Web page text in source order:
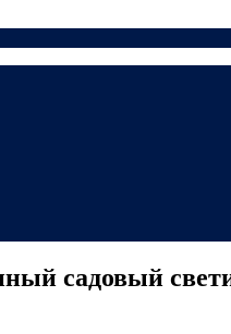
садовый